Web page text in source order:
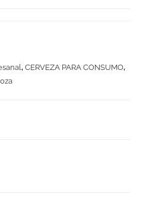
,CERVEZA PARA CONSUMO,